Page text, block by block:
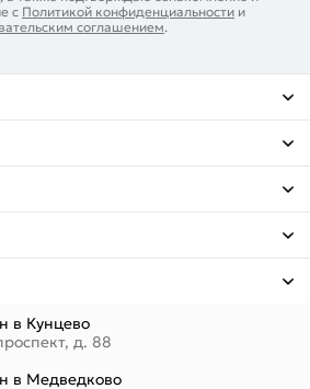
с Политикой конфиденциальности и
соглашением.
в Кунцево
д. 88
в Медведково